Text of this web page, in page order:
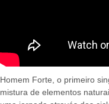
Homem Forte, o primeiro
mistura de elementos